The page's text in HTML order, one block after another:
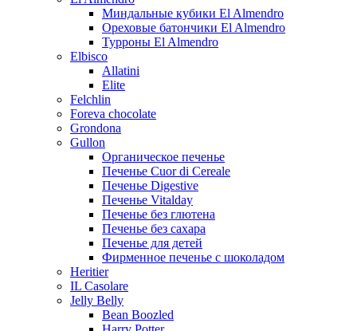
Миндальные кубики El Almendro
Ореховые батончики El Almendro
Турроны El Almendro
Elbisco
Allatini
Elite
Felchlin
Foreva chocolate
Grondona
Gullon
Органическое печенье
Печенье Cuor di Cereale
Печенье Digestive
Печенье Vitalday
Печенье без глютена
Печенье без сахара
Печенье для детей
Фирменное печенье с шоколадом
Heritier
IL Casolare
Jelly Belly
Bean Boozled